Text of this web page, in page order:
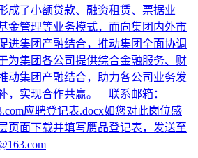
成了小额贷款、融资租赁、票据业
金管理等业务模式，面向集团内外市
进集团产融结合，推动集团全面协调
为集团各公司提供综合金融服务、财
动集团产融结合，助力各公司业务发
，实现合作共赢。 联系邮箱：
应聘登记表.docx如您对此岗位感
页面下载并填写赝品登记表，发送至